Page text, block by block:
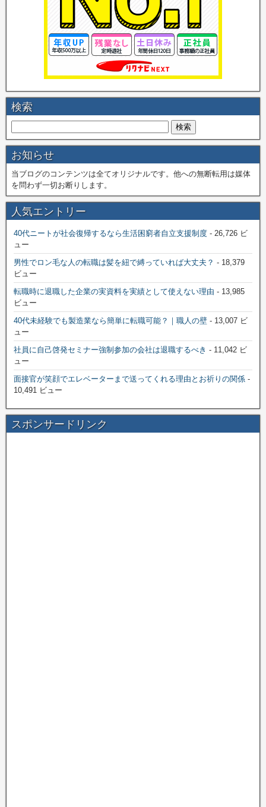
検索
お知らせ
当ブログのコンテンツは全てオリジナルです。他への無断転用は媒体
を問わず一切お断りします。
人気エントリー
40代ニートが社会復帰するなら生活困窮者自立支援制度 - 26,726 ビ
ュー
男性でロン毛な人の転職は髪を紐で縛っていれば大丈夫？ - 18,379
ビュー
転職時に退職した企業の実資料を実績として使えない理由 - 13,985
ビュー
40代未経験でも製造業なら簡単に転職可能？｜職人の壁 - 13,007 ビ
ュー
社員に自己啓発セミナー強制参加の会社は退職するべき - 11,042 ビ
ュー
面接官が笑顔でエレベーターまで送ってくれる理由とお祈りの関係 -
10,491 ビュー
スポンサードリンク